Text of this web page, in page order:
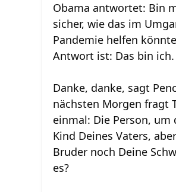
Obama antwortet: Bin
sicher, wie das im
Pandemie helfen
Antwort ist: Das bin ich.
Danke, danke, sagt
nächsten Morgen fragt
einmal: Die Person, um
Kind Deines Vaters,
Bruder noch Deine
es?